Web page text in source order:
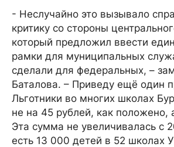
- Неслучайно это вызывало
критику со стороны
который предложил ввести
рамки для муниципальных
сделали для федеральных, –
Баталова. – Приведу ещё один
Льготники во многих школах
не на 45 рублей, как положено,
Эта сумма не увеличивалась с
есть 13 000 детей в 52 школах